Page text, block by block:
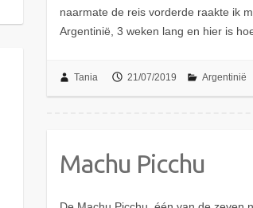
naarmate de reis vorderde raakte ik
Argentinië, 3 weken lang en hier is
Tania 21/07/2019 Argentinië
Machu Picchu